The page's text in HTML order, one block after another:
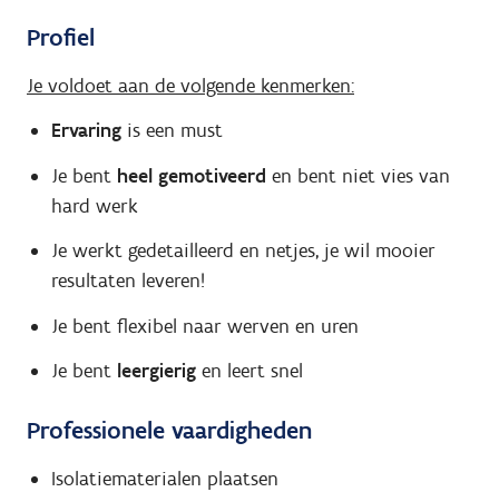
Profiel
Je voldoet aan de volgende kenmerken:
Ervaringis een must
Je bent heel gemotiveerd en bent niet vies van
hard werk
Je werkt gedetailleerd en netjes, je wil mooier
resultaten leveren!
Je bent flexibel naar werven en uren
Je bent leergierigen leert snel
Professionele vaardigheden
Isolatiematerialen plaatsen